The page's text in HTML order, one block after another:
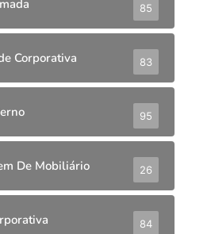
85
Corporativa 83
95
De Mobiliário 26
84